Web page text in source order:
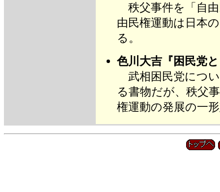
秩父事件を「自
由民権運動は日本
る。
色川大吉『困民党
武相困民党につ
る書物だが、秩父
権運動の発展の一